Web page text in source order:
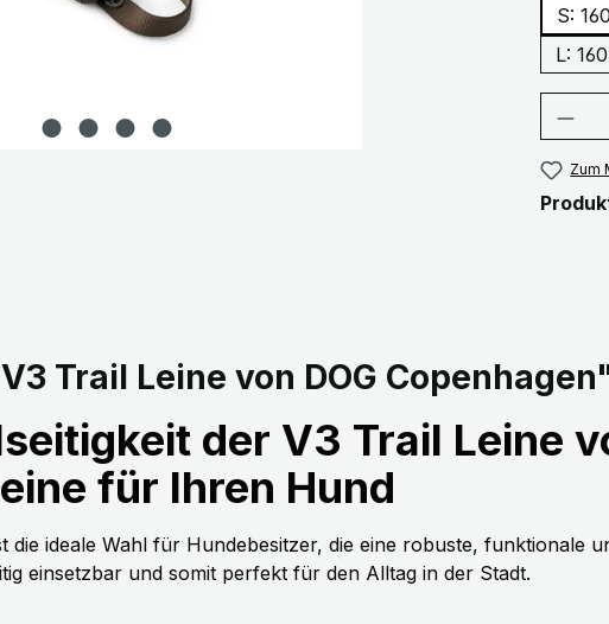
S:
L:
Zum
Trail Leine von DOG
der V3 Trail Leine
für Ihren Hund
die ideale Wahl für Hundebesitzer, die eine robuste, funktionale
einsetzbar und somit perfekt für den Alltag in der Stadt.